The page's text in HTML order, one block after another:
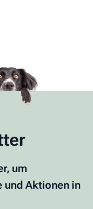
um
und Aktionen in